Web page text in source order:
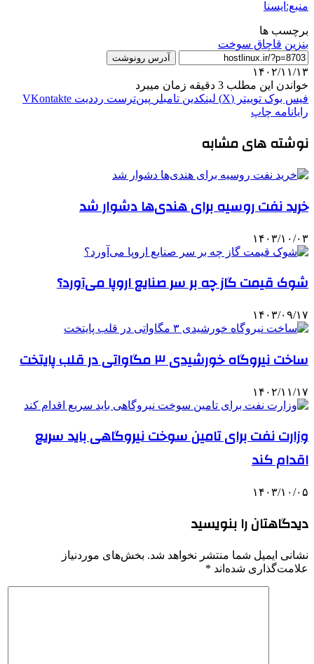
منبع:ایسنا
برچسب ها
بنزين قاچاق سوخت
آدرس رونوشت
۱۴۰۲/۱۱/۱۳
خواندن این مطلب 3 دقیقه زمان میبرد
فیس بوک توییتر (X) لینکدین ‫تامبلر ‫پین‌ترست ‫رددیت ‫VKontakte
رایانامه چاپ
نوشته های مشابه
خرید نفت روسیه برای هندی‌ها دشوار شد
۱۴۰۳/۱۰/۰۳
شوک قیمت گاز چه بر سر صنایع اروپا می‌آورد؟
۱۴۰۳/۰۹/۱۷
ساخت نیروگاه خورشیدی ۳ مگاواتی در قلب پایتخت
۱۴۰۲/۱۱/۱۷
وزارت نفت برای تامین سوخت نیروگاهی باید سریع
اقدام کند
۱۴۰۳/۱۰/۰۵
دیدگاهتان را بنویسید
نشانی ایمیل شما منتشر نخواهد شد. بخش‌های موردنیاز
علامت‌گذاری شده‌اند *